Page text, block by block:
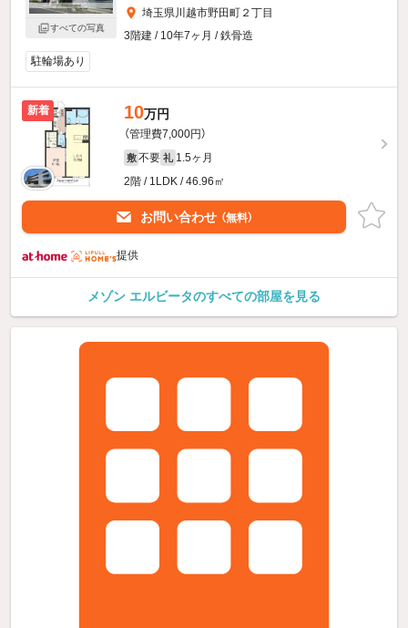
すべての写真
埼玉県川越市野田町２丁目
3階建 / 10年7ヶ月 / 鉄骨造
駐輪場あり
新着 10万円
（管理費7,000円）
敷 不要 礼 1.5ヶ月
2階 / 1LDK / 46.96㎡
お問い合わせ （無料）
提供
メゾン エルビータのすべての部屋を見る